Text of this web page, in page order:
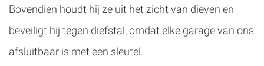
Bovendien houdt hij ze uit het zicht van dieven en
beveiligt hij tegen diefstal, omdat elke garage van ons
afsluitbaar is met een sleutel.